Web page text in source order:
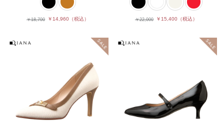
￥18,700 ￥14,960 （税込） ￥22,000 ￥15,400（税込）